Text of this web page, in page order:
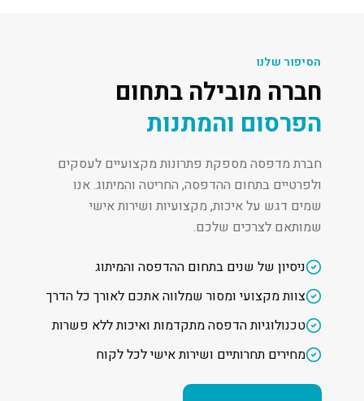
הסיפור שלנו
חברה מובילה בתחום
הפרסום והמתנות
חברת מדפסה מספקת פתרונות מקצועיים לעסקים
ולפרטיים בתחום ההדפסה, החריטה והמיתוג. אנו
שמים דגש על איכות, מקצועיות ושירות אישי
שמותאם לצרכים שלכם.
ניסיון של שנים בתחום ההדפסה והמיתוג
צוות מקצועי ומסור שמלווה אתכם לאורך כל הדרך
טכנולוגיות הדפסה מתקדמות ואיכות ללא פשרות
מחירים תחרותיים ושירות אישי לכל לקוח